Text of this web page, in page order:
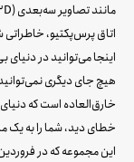
اتاق پرس‌پکتیو،
اینجا می‌توانید در
هیچ جای دیگری
خارق‌العاده است که
خطای دید، شما را به یک